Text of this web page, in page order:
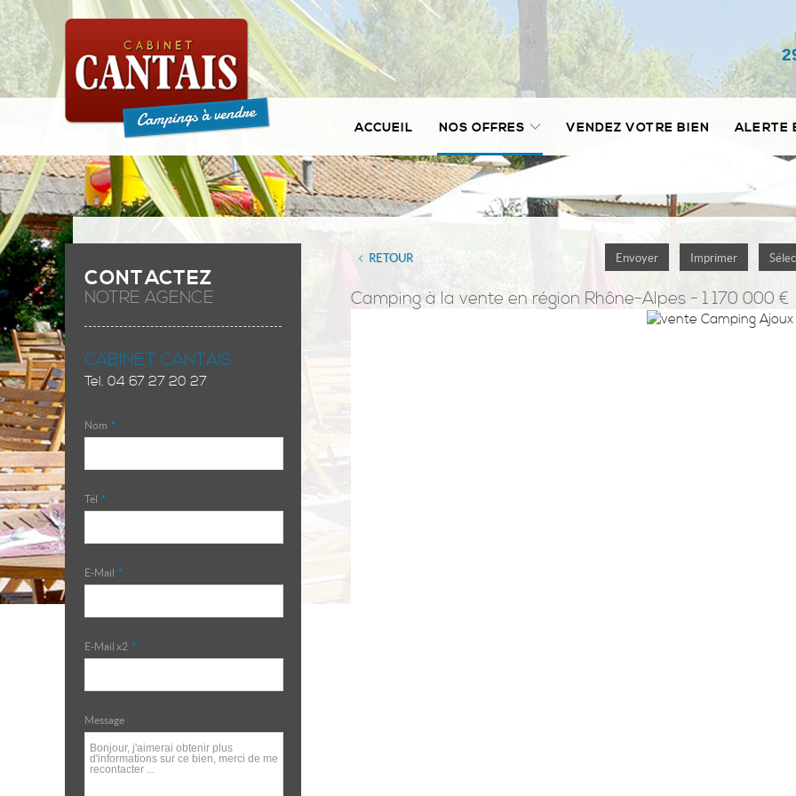
ACCUEIL NOS OFFRES VENDEZ VOTRE BIEN ALERTE
RETOUR Envoyer Imprimer
Campingà la vente en région Rhône-Alpes - 1 170 000 €
CONTACTEZ
NOTRE AGENCE
CABINET CANTAIS
Tel. 04 67 27 20 27
Nom *
Tél *
E-Mail *
E-Mail x2 *
Message